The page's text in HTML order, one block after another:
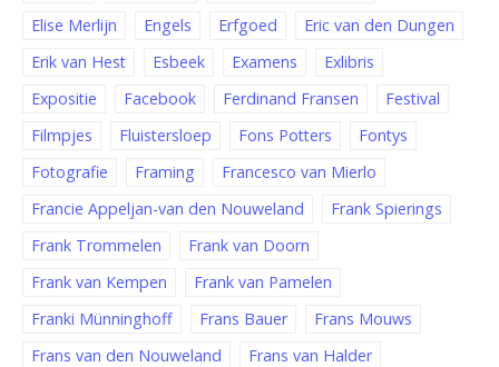
Elise Merlijn
Engels Erfgoed
Eric van den Dungen
Erik van Hest
Esbeek Examens
Exlibris
Expositie
Facebook Ferdinand Fransen
Festival
Filmpjes
Fluistersloep Fons Potters
Fontys
Fotografie
Framing
Francesco van Mierlo
Francie Appeljan-van den Nouweland
Frank Spierings
Frank Trommelen
Frank van Doorn
Frank van Kempen
Frank van Pamelen
Franki Münninghoff
Frans Bauer
Frans Mouws
Frans van den Nouweland
Frans van Halder